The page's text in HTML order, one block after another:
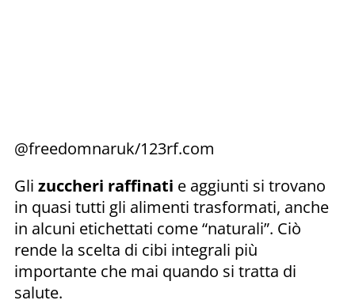
@freedomnaruk/123rf.com
Gli zuccheri raffinati e aggiunti si trovano
in quasi tutti gli alimenti trasformati, anche
in alcuni etichettati come “naturali”. Ciò
rende la scelta di cibi integrali più
importante che mai quando si tratta di
salute.